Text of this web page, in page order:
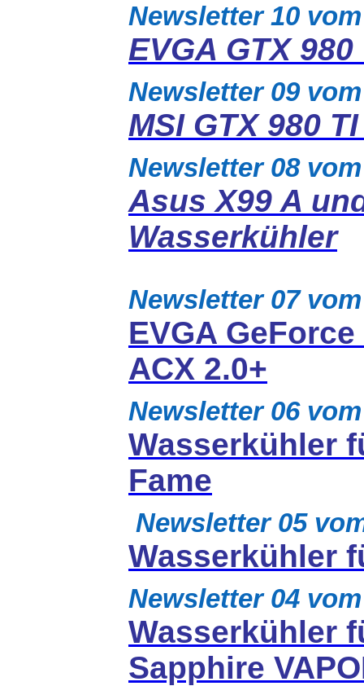
Newsletter 10
EVGA GTX
Newsletter 09
MSI GTX 980
Newsletter 08
Asus X99 A
Wasserkühler
Newsletter 07
EVGA
ACX 2.0+
Newsletter 06
Wasserkühler
Fame
Newsletter 05
Wasserkühler
Newsletter 04
Wasserkühler
Sapphire